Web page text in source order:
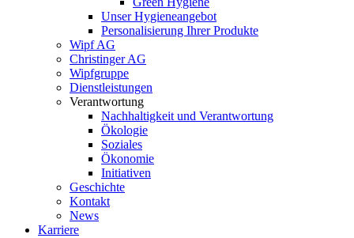
Unser Hygieneangebot
Personalisierung Ihrer Produkte
Wipf AG
Christinger AG
Wipfgruppe
Dienstleistungen
Verantwortung
Nachhaltigkeit und Verantwortung
Ökologie
Soziales
Ökonomie
Initiativen
Geschichte
Kontakt
News
Karriere